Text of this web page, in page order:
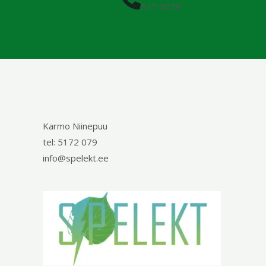
517 2079
Karmo Niinepuu
tel: 5172 079
info@spelekt.ee